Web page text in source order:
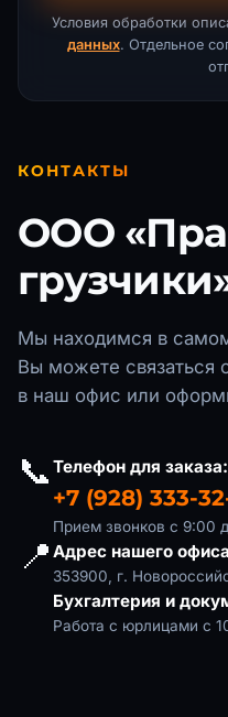
Условия обработки
данных. Отдельное
КОНТАКТЫ
ООО
Мы находимся в
Вы можете связаться
в наш офис или
📞 Телефон для заказа:
+7 (928) 333-
Прием звонков с 9:00
📍 Адрес нашего
353900, г.
Бухгалтерия и
Работа с юрлицами с